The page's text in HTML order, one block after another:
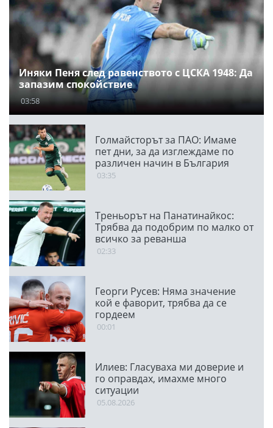
Иняки Пеня след равенството с ЦСКА 1948: Да
запазим спокойствие
03:58
Голмайсторът за ПАО: Имаме
пет дни, за да изглеждаме по
различен начин в България
03:35
Треньорът на Панатинайкос:
Трябва да подобрим по малко от
всичко за реванша
02:33
Георги Русев: Няма значение
кой е фаворит, трябва да се
гордеем
00:01
Илиев: Гласуваха ми доверие и
го оправдах, имахме много
ситуации
05.08.2026